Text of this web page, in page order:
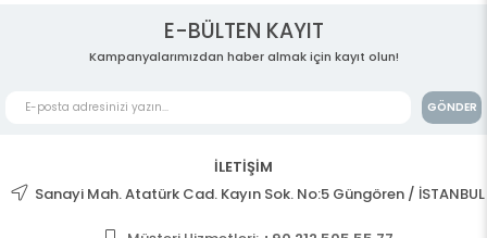
E-BÜLTEN KAYIT
Kampanyalarımızdan haber almak için kayıt olun!
GÖNDER
İLETİŞİM
Sanayi Mah. Atatürk Cad. Kayın Sok. No:5 Güngören / İSTANBUL